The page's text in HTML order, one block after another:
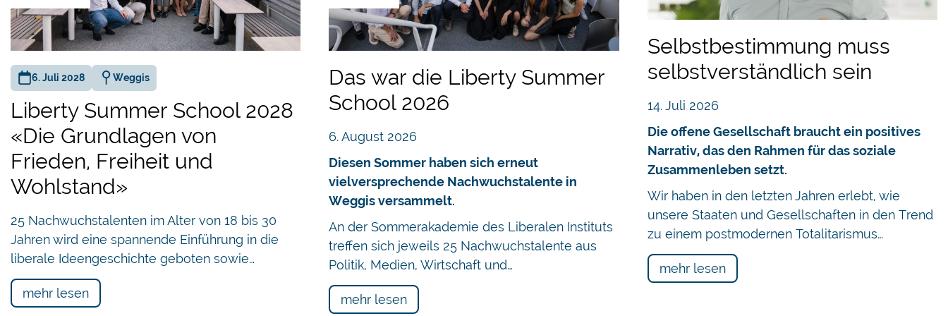
verlangen. Wenn Politik Probleme nicht löst, ist es vielleicht sinnvoller darüber nachzudenken, ob nicht eher
die Abwesenheit von Politik das Problem lösen kann.
6. Juli 2028 Weggis
Liberty Summer School 2028
«Die Grundlagen von
Frieden, Freiheit und
Wohlstand»
25 Nachwuchstalenten im Alter von 18 bis 30
Jahren wird eine spannende Einführung in die
liberale Ideengeschichte geboten sowie…
mehr lesen
Das war die Liberty Summer
School 2026
6. August 2026
Diesen Sommer haben sich erneut
vielversprechende Nachwuchstalente in
Weggis versammelt.
An der Sommerakademie des Liberalen Instituts
treffen sich jeweils 25 Nachwuchstalente aus
Politik, Medien, Wirtschaft und…
mehr lesen
Selbstbestimmung muss
selbstverständlich sein
14. Juli 2026
Die offene Gesellschaft braucht ein positives
Narrativ, das den Rahmen für das soziale
Zusammenleben setzt.
Wir haben in den letzten Jahren erlebt, wie
unsere Staaten und Gesellschaften in den Trend
zu einem postmodernen Totalitarismus…
mehr lesen